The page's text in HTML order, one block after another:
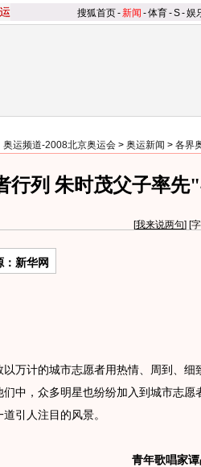
搜狐首页-新闻 -体育-S-娱
奥运频道-2008北京奥运会 > 奥运新闻 > 各界
行列 朱时茂父子率先
[我来说两句] [
：新华网
计的城市志愿者用热情、周到、细
中，众多明星也纷纷加入到城市志愿
引人注目的风景。
青年歌唱家谭